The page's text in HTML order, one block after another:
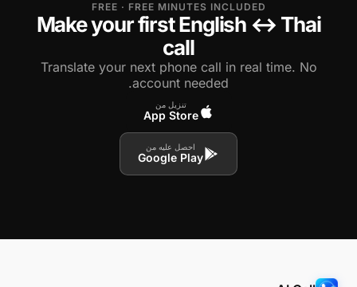
FREE · FREE MINUTES INCLUDED
Make your first English ↔ Thai
call
Translate your next phone call in real time. No
account needed.
تنزيل من
App Store
احصل عليه من
Google Play